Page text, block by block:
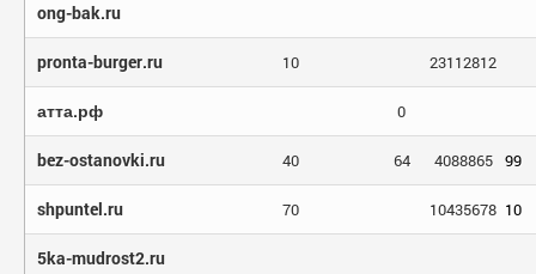
ong-bak.ru
pronta-burger.ru 10 23112812
атта.рф 0
bez-ostanovki.ru 40 64 4088865 99
shpuntel.ru 70 10435678 10
5ka-mudrost2.ru